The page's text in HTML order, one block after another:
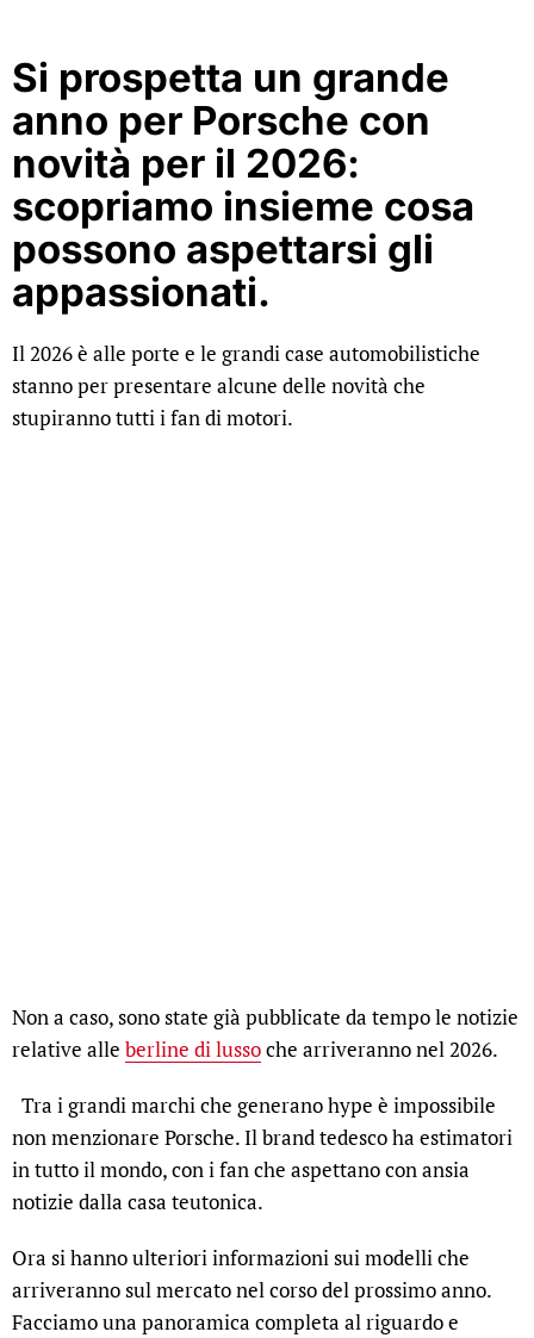
Si prospetta un grande
anno per Porsche con
novità per il 2026:
scopriamo insieme cosa
possono aspettarsi gli
appassionati.
Il 2026 è alle porte e le grandi case automobilistiche
stanno per presentare alcune delle novità che
stupiranno tutti i fan di motori.
Non a caso, sono state già pubblicate da tempo le notizie
relative alle berline di lussoche arriveranno nel 2026.
Tra i grandi marchi che generano hype è impossibile
non menzionare Porsche. Il brand tedesco ha estimatori
in tutto il mondo, con i fan che aspettano con ansia
notizie dalla casa teutonica.
Ora si hanno ulteriori informazioni sui modelli che
arriveranno sul mercato nel corso del prossimo anno.
Facciamo una panoramica completa al riguardo e